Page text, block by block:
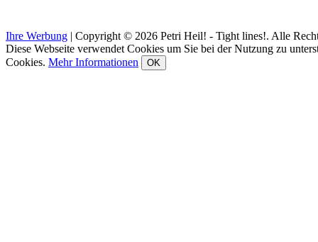
Ihre Werbung | Copyright © 2026 Petri Heil! - Tight lines!. Alle
Diese Webseite verwendet Cookies um Sie bei der Nutzung zu
Cookies. Mehr Informationen OK